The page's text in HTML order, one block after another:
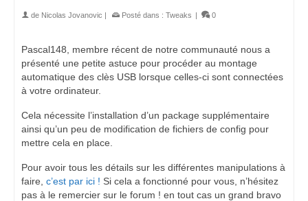
de Nicolas Jovanovic | Posté dans : Tweaks | 0
Pascal148, membre récent de notre communauté nous a
présenté une petite astuce pour procéder au montage
automatique des clès USB lorsque celles-ci sont connectées
à votre ordinateur.
Cela nécessite l’installation d’un package supplémentaire
ainsi qu’un peu de modification de fichiers de config pour
mettre cela en place.
Pour avoir tous les détails sur les différentes manipulations à
faire, c’est par ici ! Si cela a fonctionné pour vous, n’hésitez
pas à le remercier sur le forum ! en tout cas un grand bravo